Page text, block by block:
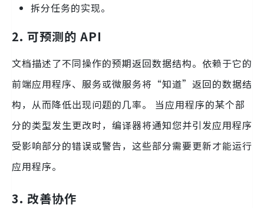
拆分任务的实现。
2. 可预测的 API
文档描述了不同操作的预期返回数据结构。依赖于它的
前端应用程序、服务或微服务将“知道”返回的数据结
构，从而降低出现问题的几率。 当应用程序的某个部
分的类型发生更改时，编译器将通知您并引发应用程序
受影响部分的错误或警告，这些部分需要更新才能运行
应用程序。
3. 改善协作